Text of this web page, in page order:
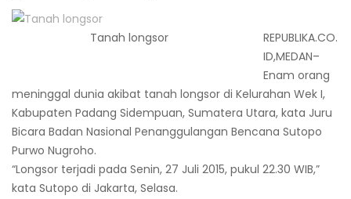
Tanah longsor
REPUBLIKA.CO.
ID,MEDAN–
Enam orang
meninggal dunia akibat tanah longsor di Kelurahan Wek I,
Kabupaten Padang Sidempuan, Sumatera Utara, kata Juru
Bicara Badan Nasional Penanggulangan Bencana Sutopo
Purwo Nugroho.
“Longsor terjadi pada Senin, 27 Juli 2015, pukul 22.30 WIB,”
kata Sutopo di Jakarta, Selasa.